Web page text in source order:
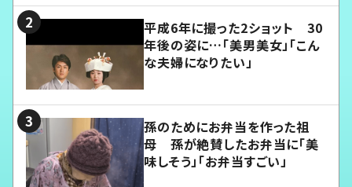
平成6年に撮った2ショット 30
年後の姿に…「美男美女」「こん
な夫婦になりたい」
孫のためにお弁当を作った祖
母 孫が絶賛したお弁当に「美
味しそう」「お弁当すごい」